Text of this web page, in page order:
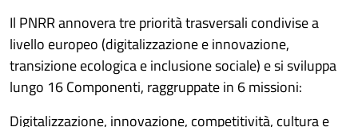
Il PNRR annovera tre priorità trasversali condivise a
livello europeo (digitalizzazione e innovazione,
transizione ecologica e inclusione sociale) e si sviluppa
lungo 16 Componenti, raggruppate in 6 missioni:
Digitalizzazione, innovazione, competitività, cultura e